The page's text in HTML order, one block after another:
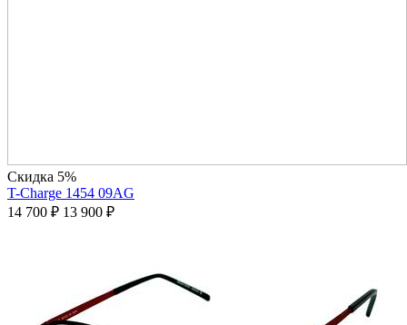
Скидка 5%
T-Charge 1454 09AG
14 700 ₽ 13 900 ₽